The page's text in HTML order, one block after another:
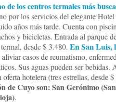
de los centros termales más
por los servicios del elegante
años más tarde. Cuenta con
y bicicletas. Entrada al parque
desde $ 3.480. En San Luis,
casos de reumatismo,
Sus aguas pueden ser
hotelera (tres estrellas, desde
de Cuyo son: San Gerónimo
.